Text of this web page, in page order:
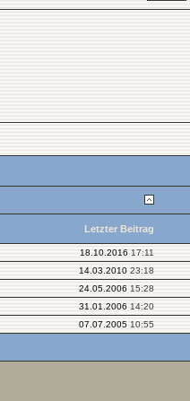
Letzter Beitrag
18.10.2016 17:11
14.03.2010 23:18
24.05.2006 15:28
31.01.2006 14:20
07.07.2005 10:55